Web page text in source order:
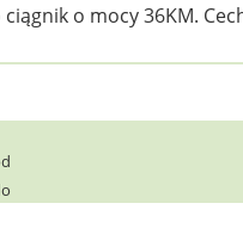
o mocy 36KM.